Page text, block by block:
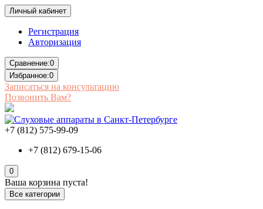
Личный кабинет
Регистрация
Авторизация
Сравнение:0
Избранное:0
Записаться на консультацию
Позвонить Вам?
+7 (812) 575-99-09
+7 (812) 679-15-06
0
Ваша корзина пуста!
Все категории